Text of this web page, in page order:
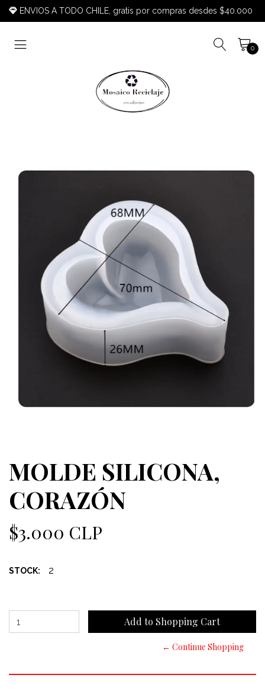
ENVIOS A TODO CHILE, gratis por compras desdes $40.000
0
MOLDE SILICONA,
CORAZÓN
$3.000 CLP
STOCK: 2
← Continue Shopping